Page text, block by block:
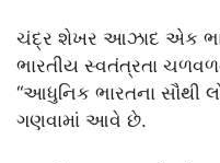
ચંદ્ર શેખર આઝાદ એક
ભારતીય સ્વતંત્રતા
“આધુનિક ભારતના સૌથી
ગણવામાં આવે છે.